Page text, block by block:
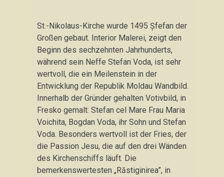
St.-Nikolaus-Kirche wurde 1495 Şfefan der
Großen gebaut. Interior Malerei, zeigt den
Beginn des sechzehnten Jahrhunderts,
während sein Neffe Stefan Voda, ist sehr
wertvoll, die ein Meilenstein in der
Entwicklung der Republik Moldau Wandbild.
Innerhalb der Gründer gehalten Votivbild, in
Fresko gemalt: Stefan cel Mare Frau Maria
Voichita, Bogdan Voda, ihr Sohn und Stefan
Voda. Besonders wertvoll ist der Fries, der
die Passion Jesu, die auf den drei Wänden
des Kirchenschiffs läuft. Die
bemerkenswertesten „Răstiginirea”, in